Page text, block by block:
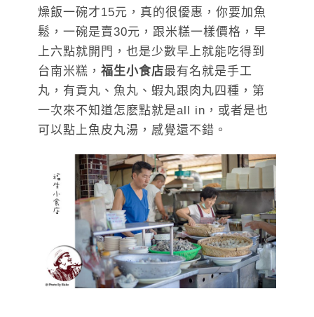
燥飯一碗才15元，真的很優惠，你要加魚
鬆，一碗是賣30元，跟米糕一樣價格，早
上六點就開門，也是少數早上就能吃得到
台南米糕， 福生小食店最有名就是手工
丸，有貢丸、魚丸、蝦丸跟肉丸四種，第
一次來不知道怎麽點就是all in，或者是也
可以點上魚皮丸湯，感覺還不錯。